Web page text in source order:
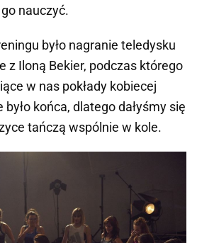
nauczyć.
było nagranie teledysku
z Iloną Bekier, podczas którego
w nas pokłady kobiecej
końca, dlatego dałyśmy się
tańczą wspólnie w kole.